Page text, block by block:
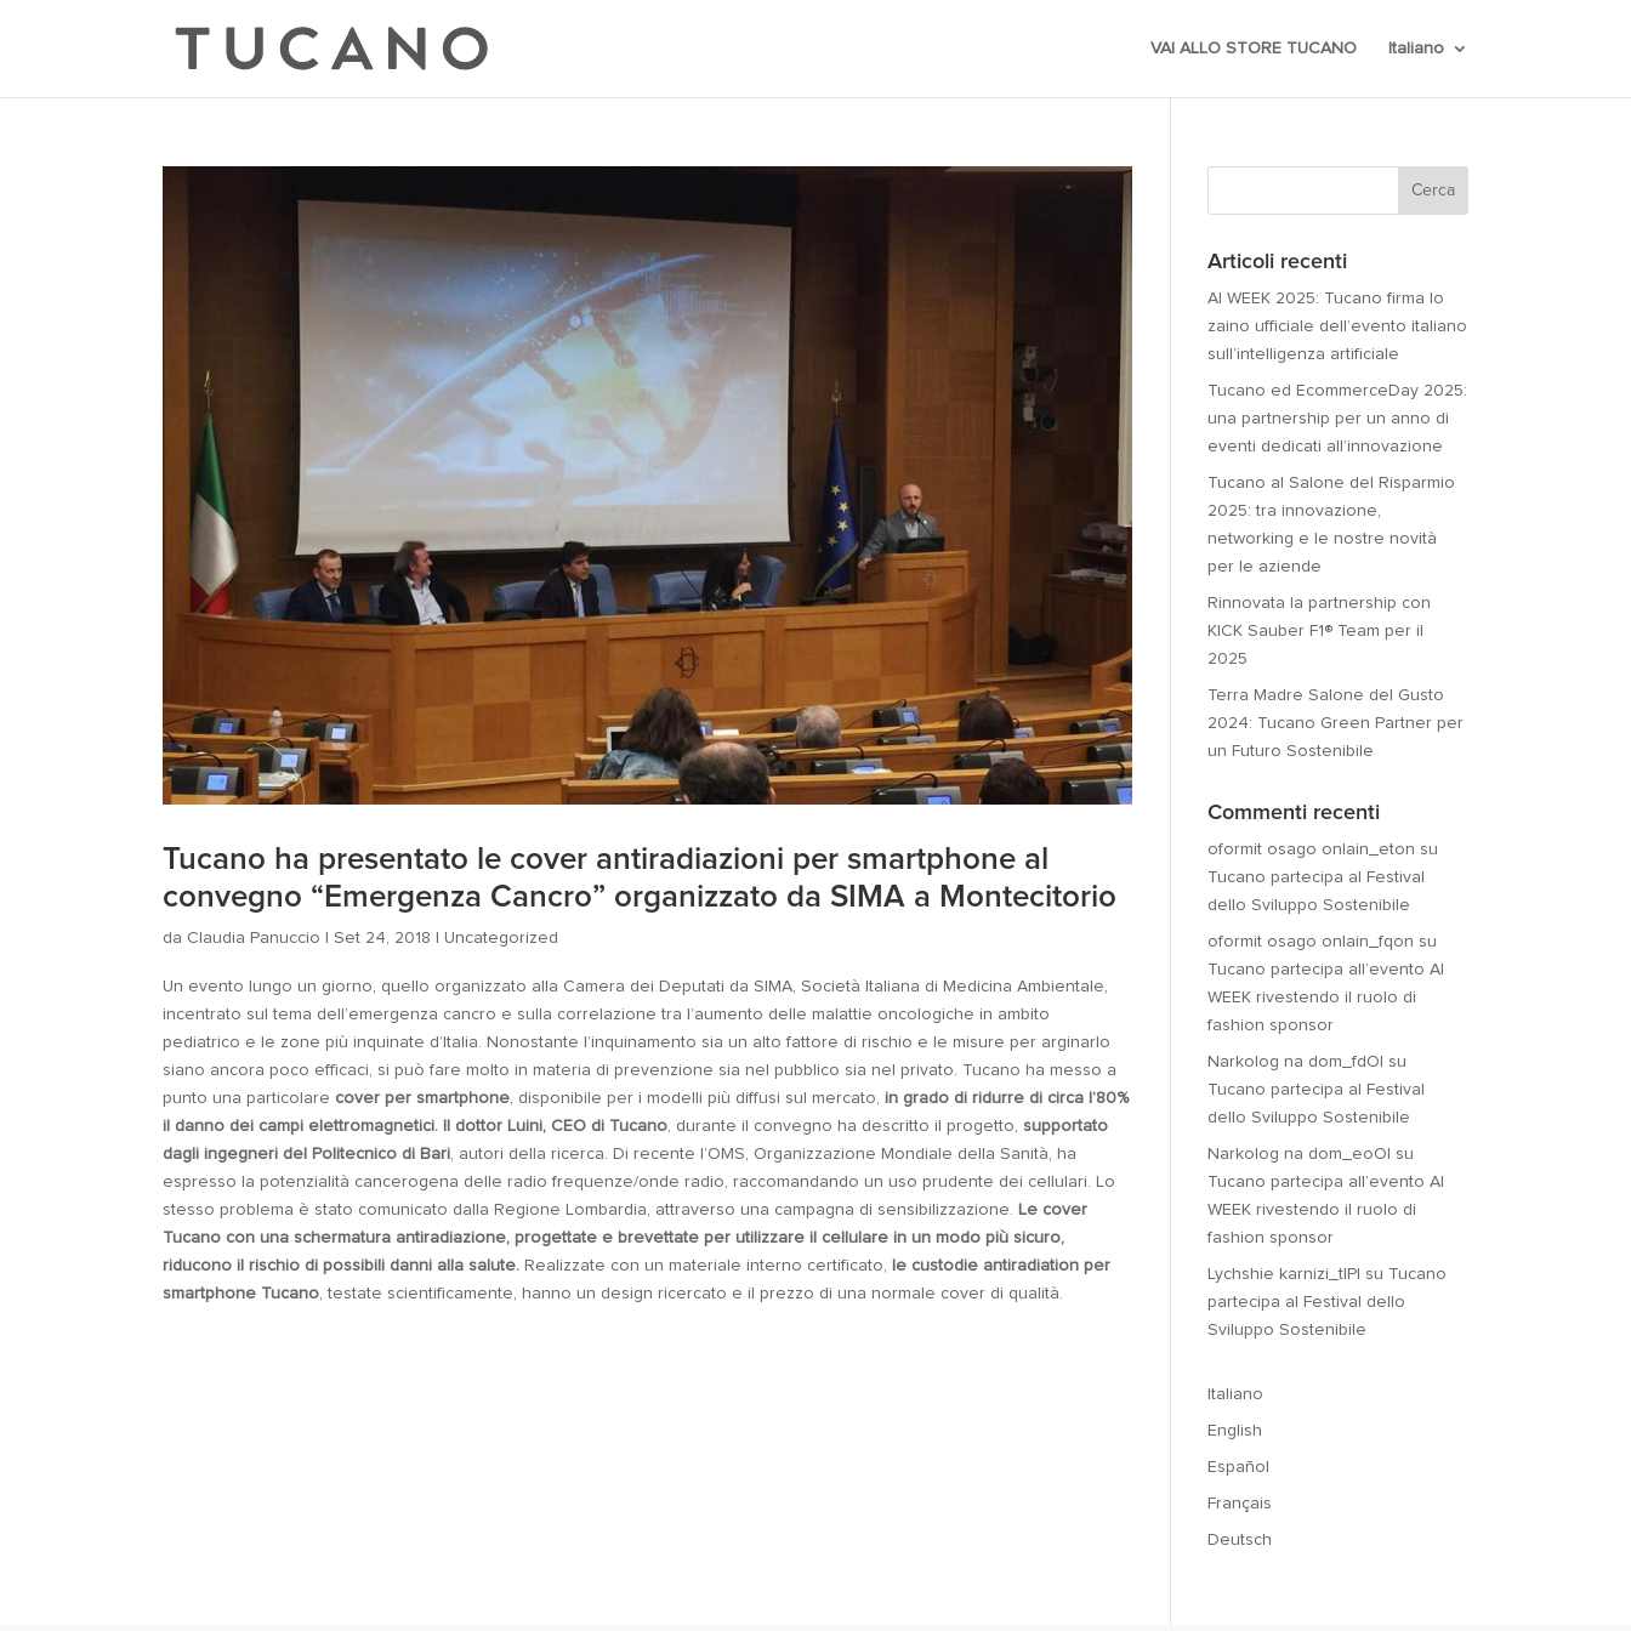
VAI ALLO STORE TUCANO Italiano
Tucano ha presentato le cover antiradiazioni per smartphone al
convegno “Emergenza Cancro” organizzato da SIMA a Montecitorio
da Claudia Panuccio |Set 24, 2018 Uncategorized
Un evento lungo un giorno, quello organizzato alla Camera dei Deputati da SIMA, Società Italiana di Medicina Ambientale,
incentrato sul tema dell’emergenza cancro e sulla correlazione tra l’aumento delle malattie oncologiche in ambito
pediatrico e le zone più inquinate d’Italia. Nonostante l’inquinamento sia un alto fattore di rischio e le misure per arginarlo
siano ancora poco efficaci, si può fare molto in materia di prevenzione sia nel pubblico sia nel privato. Tucano ha messo a
punto una particolare cover per smartphone, disponibile per i modelli più diffusi sul mercato, in grado di ridurre di circa l’80%
il danno dei campi elettromagnetici. Il dottor Luini, CEO di Tucano, durante il convegno ha descritto il progetto,supportato
dagli ingegneri del Politecnico di Bari, autori della ricerca. Di recente l’OMS, Organizzazione Mondiale della Sanità, ha
espresso la potenzialità cancerogena delle radio frequenze/onde radio, raccomandando un uso prudente dei cellulari. Lo
stesso problema è stato comunicato dalla Regione Lombardia, attraverso una campagna di sensibilizzazione. Le cover
Tucano con una schermatura antiradiazione, progettate e brevettate per utilizzare il cellulare in un modo più sicuro,
riducono il rischio di possibili danni alla salute. Realizzate con un materiale interno certificato,
le custodie antiradiation per
smartphone Tucano, testate scientificamente, hanno un design ricercato e il prezzo di una normale cover di qualità.
Articoli recenti
AI WEEK 2025: Tucano firma lo
zaino ufficiale dell’evento italiano
sull’intelligenza artificiale
Tucano ed EcommerceDay 2025:
una partnership per un anno di
eventi dedicati all’innovazione
Tucano al Salone del Risparmio
2025: tra innovazione,
networking e le nostre novità
per le aziende
Rinnovata la partnership con
KICK Sauber F1® Team per il
2025
Terra Madre Salone del Gusto
2024: Tucano Green Partner per
un Futuro Sostenibile
Commenti recenti
oformit osago onlain_eton su
Tucano partecipa al Festival
dello Sviluppo Sostenibile
oformit osago onlain_fqon su
Tucano partecipa all’evento AI
WEEK rivestendo il ruolo di
fashion sponsor
Narkolog na dom_fdOl
su
Tucano partecipa al Festival
dello Sviluppo Sostenibile
Narkolog na dom_eoOl
su
Tucano partecipa all’evento AI
WEEK rivestendo il ruolo di
fashion sponsor
Lychshie karnizi_tlPl su Tucano
partecipa al Festival dello
Sviluppo Sostenibile
Italiano
English
Español
Français
Deutsch